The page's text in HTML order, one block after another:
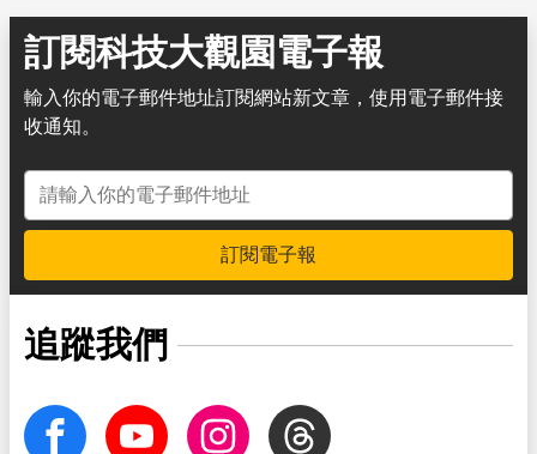
訂閱科技大觀園電子報
輸入你的電子郵件地址訂閱網站新文章，使用電子郵件接
收通知。
電子郵件地址
訂閱電子報
追蹤我們
facebook Youtube InstagramThreads